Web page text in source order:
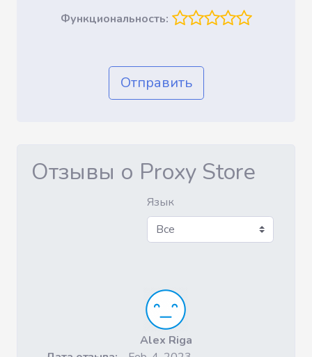
Функциональность:
Отправить
Отзывы о Proxy Store
Язык
Alex Riga